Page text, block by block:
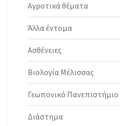
Αγροτικά θέματα
Άλλα έντομα
Ασθένειες
Βιολογία Μέλισσας
Γεωπονικό
Διάστημα